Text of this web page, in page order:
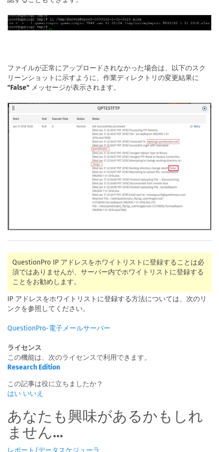
ファイルが正常にアップロードされなかった場合は、以下のスク
リーンショットに示すように、作業ディレクトリの変更結果に
"False" メッセージが表示されます。
QuestionPro IP アドレスをホワイトリストに登録することは必
須ではありませんが、サーバー内でホワイトリストに登録する
ことをお勧めします。
IP アドレスをホワイトリストに登録する方法については、次のリ
ンクを参照してください。
QuestionPro-電子メールサーバー
ライセンス
この機能は、次のライセンスで利用できます。
Research Edition
この記事は役に立ちましたか？
はい いいえ
あなたも興味があるかもしれ
ません...